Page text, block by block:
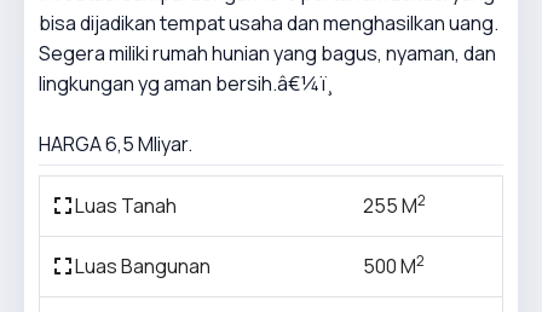
bisa dijadikan tempat usaha dan menghasilkan uang.
Segera miliki rumah hunian yang bagus, nyaman, dan
lingkungan yg aman bersih.â€¼ï¸
HARGA 6,5 Mliyar.
Luas Tanah 255 M2
Luas Bangunan 500 M2